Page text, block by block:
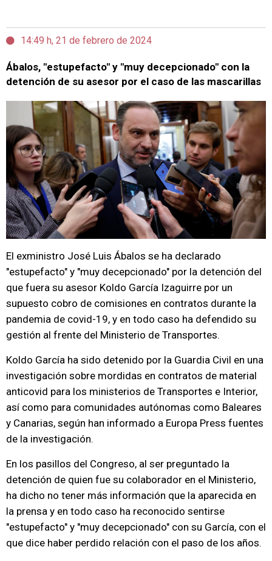
14:49 h, 21 de febrero de 2024
Ábalos, "estupefacto" y "muy decepcionado" con la
detención de su asesor por el caso de las mascarillas
El exministro José Luis Ábalos se ha declarado
"estupefacto" y "muy decepcionado" por la detención del
que fuera su asesor Koldo García Izaguirre por un
supuesto cobro de comisiones en contratos durante la
pandemia de covid-19, y en todo caso ha defendido su
gestión al frente del Ministerio de Transportes.
Koldo García ha sido detenido por la Guardia Civil en una
investigación sobre mordidas en contratos de material
anticovid para los ministerios de Transportes e Interior,
así como para comunidades autónomas como Baleares
y Canarias, según han informado a Europa Press fuentes
de la investigación.
En los pasillos del Congreso, al ser preguntado la
detención de quien fue su colaborador en el Ministerio,
ha dicho no tener más información que la aparecida en
la prensa y en todo caso ha reconocido sentirse
"estupefacto" y "muy decepcionado" con su García, con el
que dice haber perdido relación con el paso de los años.